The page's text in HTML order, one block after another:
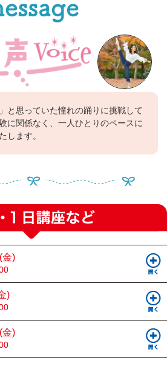
と思っていた憧れの踊りに挑戦して
に関係なく、一人ひとりのペースに
します。
金)
)
金)